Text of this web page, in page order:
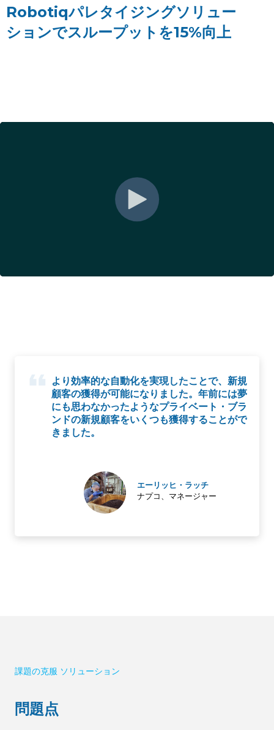
Robotiqパレタイジングソリュー
ションでスループットを15%向上
より効率的な自動化を実現したことで、新規
顧客の獲得が可能になりました。年前には夢
にも思わなかったようなプライベート・ブラ
ンドの新規顧客をいくつも獲得することがで
きました。
エーリッヒ・ラッチ
ナプコ、マネージャー
課題の克服 ソリューション
問題点